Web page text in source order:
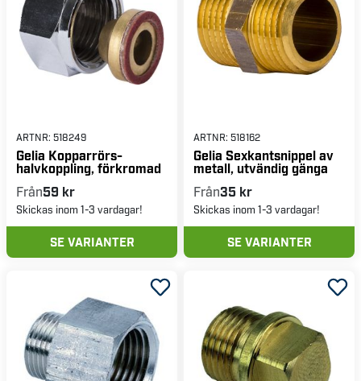
ARTNR: 518249
Gelia Kopparrörs-
halvkoppling, förkromad
Från59 kr
Skickas inom 1-3 vardagar!
SE VARIANTER
ARTNR: 518162
Gelia Sexkantsnippel av
metall, utvändig gänga
Från35 kr
Skickas inom 1-3 vardagar!
SE VARIANTER